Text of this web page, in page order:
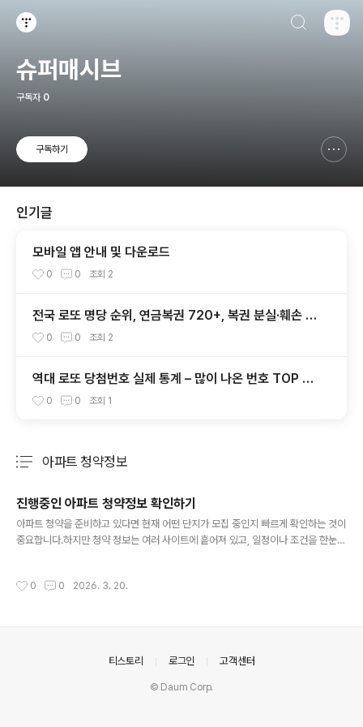
슈퍼매시브
구독자 0
구독하기
인기글
모바일 앱 안내 및 다운로드
0 0 조회 2
전국 로또 명당 순위, 연금복권 720+, 복권 분실·훼손 대
처법 총정리
0 0 조회 2
역대 로또 당첨번호 실제 통계 – 많이 나온 번호 TOP 10
과 구간별 출현 분석
0 0 조회 1
아파트 청약정보
진행중인 아파트 청약정보 확인하기
아파트 청약을 준비하고 있다면 현재 어떤 단지가 모집 중인지 빠르게 확인하는 것이
중요합니다.하지만 청약 정보는 여러 사이트에 흩어져 있고, 일정이나 조건을 한눈에
하는 청약 기회를 놓치지 않도록 활용해보세요. 위 목록에서는 현재 접수 진행 중이
합니다.이러한 정보는 경쟁률이 낮거나 추가 기회..
0 0 2026. 3. 20.
티스토리 로그인 고객센터
© Daum Corp.